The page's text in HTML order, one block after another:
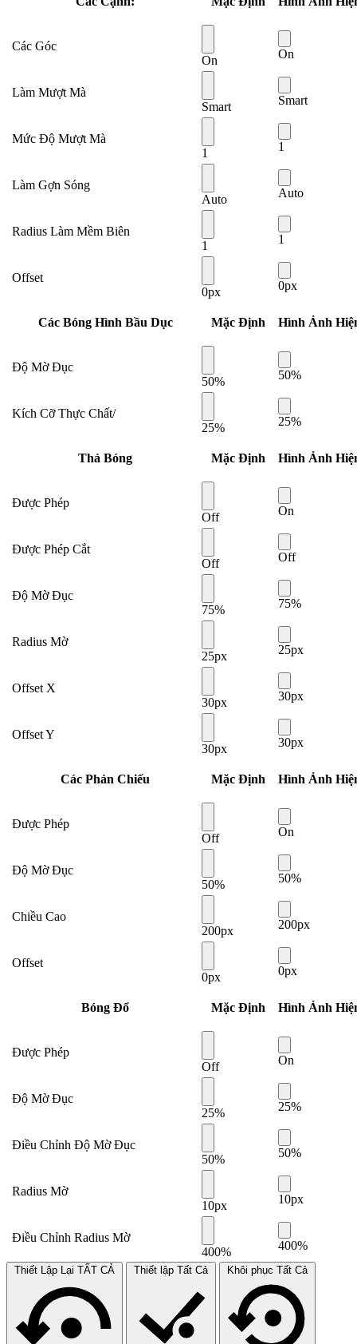
Các Góc
On
On
Làm Mượt Mà
Smart
Smart
Mức Độ Mượt Mà
1
1
Làm Gợn Sóng
Auto
Auto
Radius Làm Mềm Biên
1
1
Offset
0px
0px
Các Bóng Hình Bầu Dục Mặc Định Hình Ảnh
Độ Mờ Đục
50%
50%
Kích Cỡ Thực Chất/
25%
25%
Thả Bóng Mặc Định Hình Ảnh
Được Phép
Off
On
Được Phép Cắt
Off
Off
Độ Mờ Đục
75%
75%
Radius Mờ
25px
25px
Offset X
30px
30px
Offset Y
30px
30px
Các Phản Chiếu Mặc Định Hình Ảnh
Được Phép
Off
On
Độ Mờ Đục
50%
50%
Chiều Cao
200px
200px
Offset
0px
0px
Bóng Đổ Mặc Định Hình Ảnh
Được Phép
Off
On
Độ Mờ Đục
25%
25%
Điều Chỉnh Độ Mờ Đục
50%
50%
Radius Mờ
10px
10px
Điều Chỉnh Radius Mờ
400%
400%
Thiết Lập Lại TẤT CẢ Thiết lập Tất Cả Khôi phục Tất Cả